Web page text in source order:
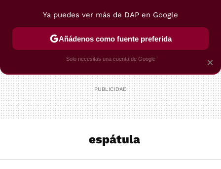
POSTRES VIAJES SELECCIÓN VEGUI
espátula
×
Ya puedes ver más de DAP en Google
Añádenos como fuente preferida
Solo necesitas una cuenta de Google